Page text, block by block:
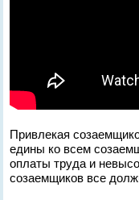
Привлекая
едины ко всем
оплаты труда и
созаемщиков все